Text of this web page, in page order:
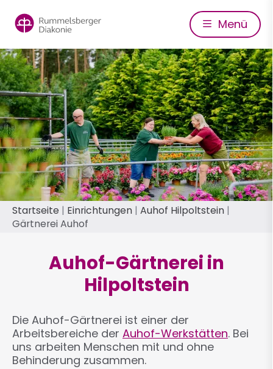
zum
Inhalt
Menü
Pfadnavigation
Startseite Einrichtungen Auhof Hilpoltstein
Gärtnerei Auhof
Auhof-Gärtnerei in
Hilpoltstein
Die Auhof-Gärtnerei ist einer der
Arbeitsbereiche der Auhof-Werkstätten. Bei
uns arbeiten Menschen mit und ohne
Behinderung zusammen.